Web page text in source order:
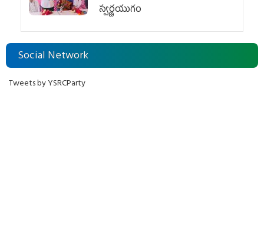
స్వర్ణయుగం
Social Network
Tweets by YSRCParty